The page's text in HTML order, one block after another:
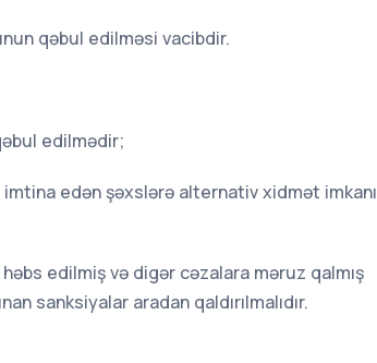
qəbul edilməsi vacibdir.
edilmədir;
edən şəxslərə alternativ xidmət imkanı
edilmiş və digər cəzalara məruz qalmış
sanksiyalar aradan qaldırılmalıdır.